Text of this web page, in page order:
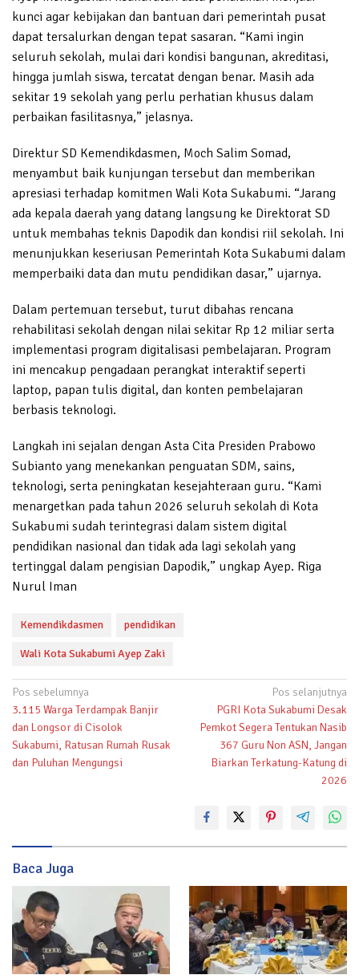
kunci agar kebijakan dan bantuan dari pemerintah pusat
dapat tersalurkan dengan tepat sasaran. “Kami ingin
seluruh sekolah, mulai dari kondisi bangunan, akreditasi,
hingga jumlah siswa, tercatat dengan benar. Masih ada
sekitar 19 sekolah yang perlu perhatian khusus dalam
perbaikan fasilitasnya,” jelasnya.
Direktur SD Kemendikdasmen, Moch Salim Somad,
menyambut baik kunjungan tersebut dan memberikan
apresiasi terhadap komitmen Wali Kota Sukabumi. “Jarang
ada kepala daerah yang datang langsung ke Direktorat SD
untuk membahas teknis Dapodik dan kondisi riil sekolah. Ini
menunjukkan keseriusan Pemerintah Kota Sukabumi dalam
memperbaiki data dan mutu pendidikan dasar,” ujarnya.
Dalam pertemuan tersebut, turut dibahas rencana
rehabilitasi sekolah dengan nilai sekitar Rp 12 miliar serta
implementasi program digitalisasi pembelajaran. Program
ini mencakup pengadaan perangkat interaktif seperti
laptop, papan tulis digital, dan konten pembelajaran
berbasis teknologi.
Langkah ini sejalan dengan Asta Cita Presiden Prabowo
Subianto yang menekankan penguatan SDM, sains,
teknologi, serta peningkatan kesejahteraan guru. “Kami
menargetkan pada tahun 2026 seluruh sekolah di Kota
Sukabumi sudah terintegrasi dalam sistem digital
pendidikan nasional dan tidak ada lagi sekolah yang
tertinggal dalam pengisian Dapodik,” ungkap Ayep. Riga
Nurul Iman
Kemendikdasmen pendidikan
Wali Kota Sukabumi Ayep Zaki
Navigasi
pos
Pos sebelumnya
3.115 Warga Terdampak Banjir
dan Longsor di Cisolok
Sukabumi, Ratusan Rumah Rusak
dan Puluhan Mengungsi
Pos selanjutnya
PGRI Kota Sukabumi Desak
Pemkot Segera Tentukan Nasib
367 Guru Non ASN, Jangan
Biarkan Terkatung-Katung di
2026
Baca Juga